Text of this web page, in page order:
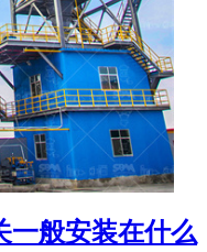
一般安装在什么